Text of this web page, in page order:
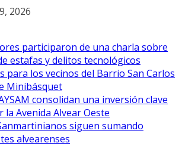
2026
participaron de una charla sobre
estafas y delitos tecnológicos
para los vecinos del Barrio San Carlos
Minibásquet
consolidan una inversión clave
la Avenida Alvear Oeste
siguen sumando
alvearenses